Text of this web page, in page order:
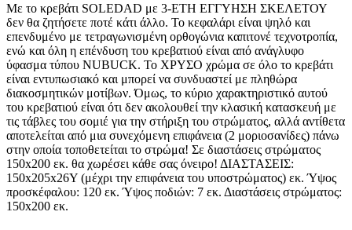
Με το κρεβάτι SOLEDAD με 3-ΕΤΗ ΕΓΓΥΗΣΗ ΣΚΕΛΕΤΟΥ
δεν θα ζητήσετε ποτέ κάτι άλλο. Το κεφαλάρι είναι ψηλό και
επενδυμένο με τετραγωνισμένη ορθογώνια καπιτονέ τεχνοτροπία,
ενώ και όλη η επένδυση του κρεβατιού είναι από ανάγλυφο
ύφασμα τύπου NUBUCK. Το ΧΡΥΣΟ χρώμα σε όλο το κρεβάτι
είναι εντυπωσιακό και μπορεί να συνδυαστεί με πληθώρα
διακοσμητικών μοτίβων. Όμως, το κύριο χαρακτηριστικό αυτού
του κρεβατιού είναι ότι δεν ακολουθεί την κλασική κατασκευή με
τις τάβλες του σομιέ για την στήριξη του στρώματος, αλλά αντίθετα
αποτελείται από μια συνεχόμενη επιφάνεια (2 μοριοσανίδες) πάνω
στην οποία τοποθετείται το στρώμα! Σε διαστάσεις στρώματος
150x200 εκ. θα χωρέσει κάθε σας όνειρο! ΔΙΑΣΤΑΣΕΙΣ:
150x205x26Υ (μέχρι την επιφάνεια του υποστρώματος) εκ. Ύψος
προσκέφαλου: 120 εκ. Ύψος ποδιών: 7 εκ. Διαστάσεις στρώματος:
150x200 εκ.